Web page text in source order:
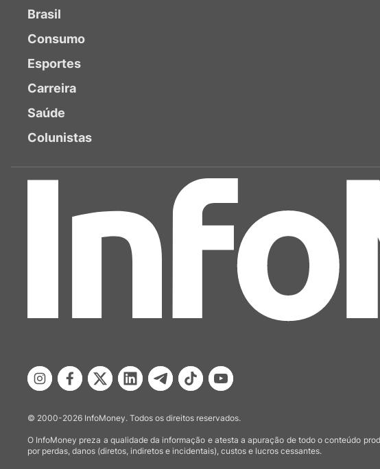
Brasil
Consumo
Esportes
Carreira
Saúde
Colunistas
© 2000-2026 InfoMoney. Todos os direitos reservados.
O InfoMoney preza a qualidade da informação e atesta a apuração de todo o conteúdo
por perdas, danos (diretos, indiretos e incidentais), custos e lucros cessantes.